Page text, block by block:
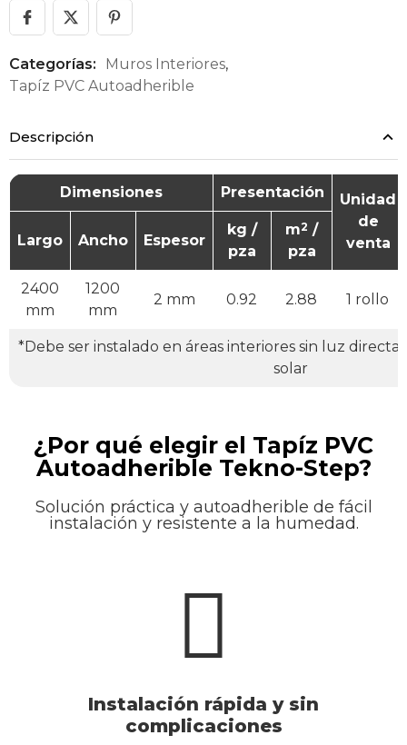
Categorías: Muros Interiores,
Tapíz PVC Autoadherible
Descripción
Dimensiones Presentación
Unidad
de
venta
Largo Ancho Espesor
kg /
pza
m2 /
pza
2400
mm
1200
mm
2 mm 0.92 2.88 1 rollo
*Debe ser instalado en áreas interiores sin luz
solar
¿Por qué elegir el Tapíz PVC
Autoadherible Tekno-Step?
Solución práctica y autoadherible de fácil
instalación y resistente a la humedad.
Instalación rápida y sin
complicaciones